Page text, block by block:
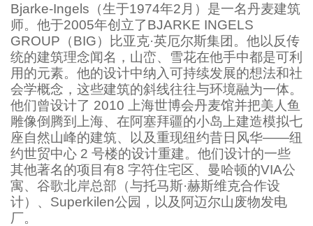
Bjarke-Ingels（生于1974年2月）是一名丹麦建筑
师。他于2005年创立了BJARKE INGELS
GROUP（BIG）比亚克·英厄尔斯集团。他以反传
统的建筑理念闻名，山峦、雪花在他手中都是可利
用的元素。他的设计中纳入可持续发展的想法和社
会学概念，这些建筑的斜线往往与环境融为一体。
他们曾设计了 2010 上海世博会丹麦馆并把美人鱼
雕像倒腾到上海、在阿塞拜疆的小岛上建造模拟七
座自然山峰的建筑、以及重现纽约昔日风华——纽
约世贸中心 2 号楼的设计重建。他们设计的一些
其他著名的项目有8 字符住宅区、曼哈顿的VIA公
寓、谷歌北岸总部（与托马斯·赫斯维克合作设
计）、Superkilen公园，以及阿迈尔山废物发电
厂。